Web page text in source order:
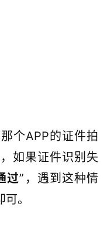
个APP的证件拍
如果证件识别失
过”，遇到这种情
。